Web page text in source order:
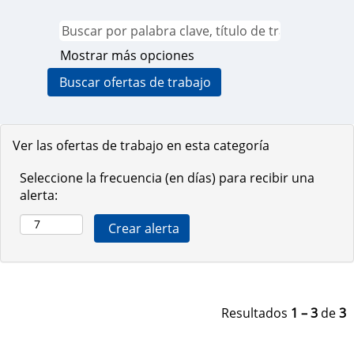
Mostrar más opciones
Ver las ofertas de trabajo en esta categoría
Seleccione la frecuencia (en días) para recibir una
alerta:
Resultados 1 – 3 de3